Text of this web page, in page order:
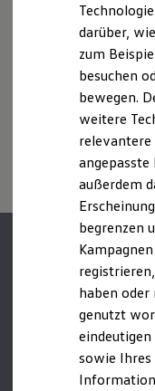
Kosten und
E-
Software
Die
ID.
Marke und Erlebnis
Volkswagen
R-
R
Driving
Lifestyle
T-Roc
Golf
zwischen den
usw.) können
Rollwiderstand
Witterungs- und
individuellen
Stromverbrauch,
darüber,
zum
besuchen
bewegen.
weitere
relevantere
außerdem
begrenzen
haben
genutzt
sowie